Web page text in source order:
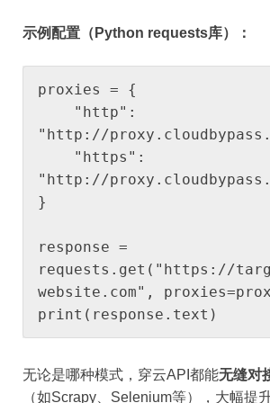
示例配置（Python requests库）：
proxies = {
"http://
"http://
}
response =
requests.get("https://
website.com",
print(response.text)
无论是哪种模式，穿云API都能无缝对
（如Scrapy、Selenium等），大幅提